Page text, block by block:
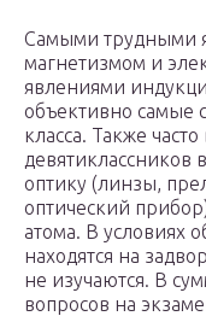
Самыми трудными
магнетизмом и
явлениями
объективно самые
класса. Также
девятиклассников
оптику (линзы,
оптический
атома. В условиях
находятся на
не изучаются. В
вопросов на